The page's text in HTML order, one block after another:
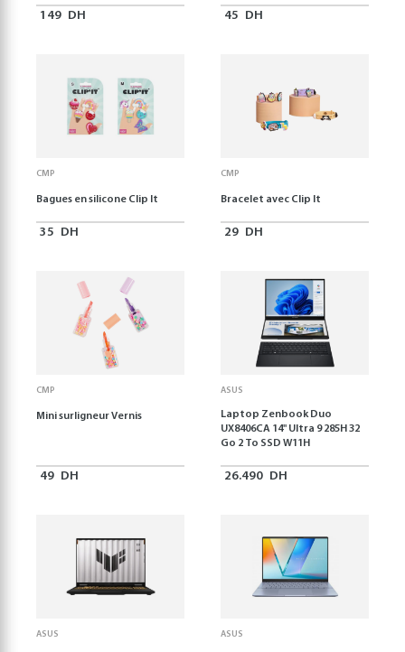
149 DH 45 DH
CMP
Bagues en silicone Clip It
35 DH
CMP
Bracelet avec Clip It
29 DH
CMP
Mini surligneur Vernis
49 DH
ASUS
Laptop Zenbook Duo
UX8406CA 14'' Ultra 9 285H 32
Go 2 To SSD W11H
26.490 DH
ASUS ASUS